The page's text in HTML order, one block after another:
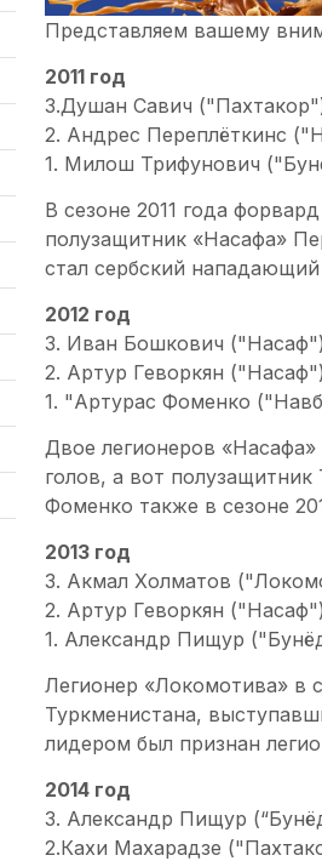
Представляем вашему
2011 год
3.Душан Савич
2. Андрес Переплёткинс
1. Милош Трифунович
В сезоне 2011 года
полузащитник «Насафа»
стал сербский
2012 год
3. Иван Бошкович
2. Артур Геворкян
1. "Артурас Фоменко
Двое легионеров
голов, а вот
Фоменко также в сезоне
2013 год
3. Акмал Холматов
2. Артур Геворкян
1. Александр Пищур
Легионер «Локомотива» в
Туркменистана,
лидером был признан
2014 год
3. Александр Пищур
2.Кахи Махарадзе